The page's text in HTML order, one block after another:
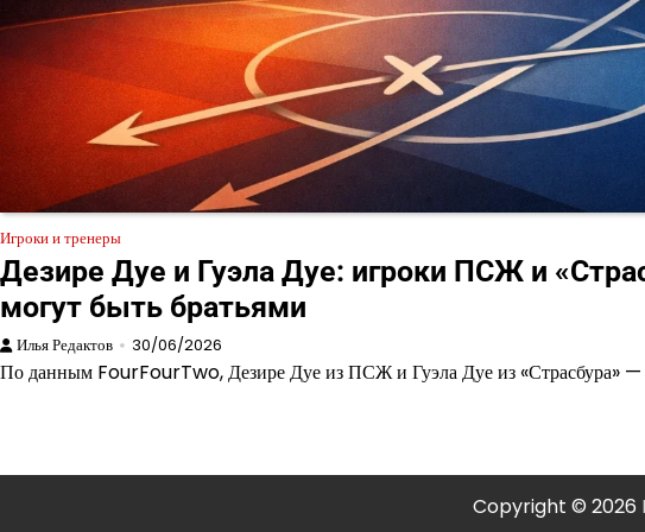
Игроки и тренеры
Дезире Дуе и Гуэла Дуе: игроки ПСЖ и
могут быть братьями
Илья Редактов 30/06/2026
По данным FourFourTwo, Дезире Дуе из ПСЖ и Гуэла Дуе из «Страсбура» —
Copyright © 2026